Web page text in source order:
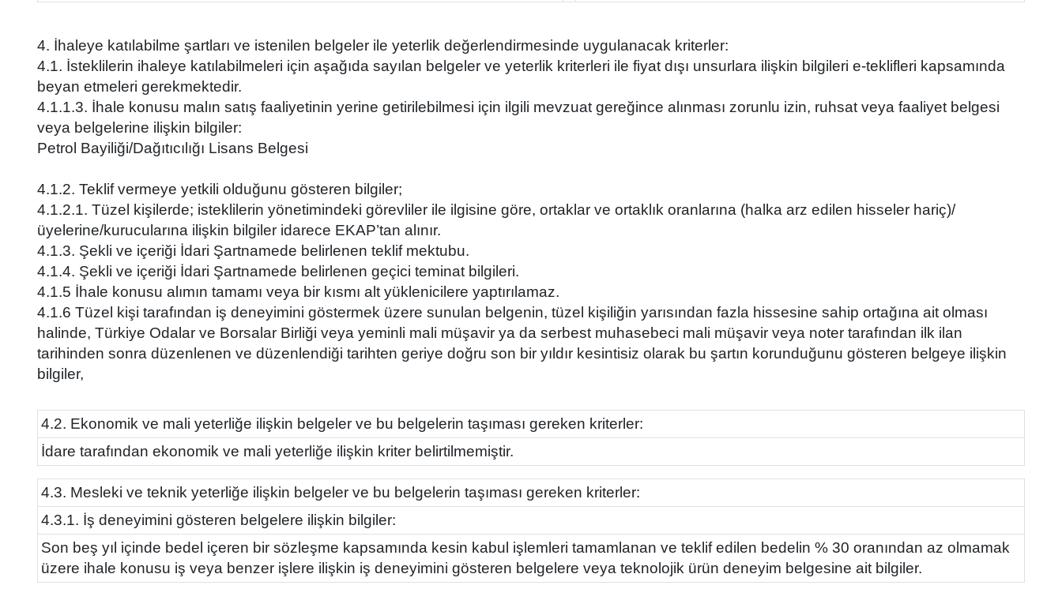
4. İhaleye katılabilme şartları ve istenilen belgeler ile yeterlik değerlendirmesinde uygulanacak kriterler:
4.1. İsteklilerin ihaleye katılabilmeleri için aşağıda sayılan belgeler ve yeterlik kriterleri ile fiyat dışı unsurlara ilişkin bilgileri e-teklifleri kapsamında
beyan etmeleri gerekmektedir.
4.1.1.3. İhale konusu malın satış faaliyetinin yerine getirilebilmesi için ilgili mevzuat gereğince alınması zorunlu izin, ruhsat veya faaliyet belgesi
veya belgelerine ilişkin bilgiler:
Petrol Bayiliği/Dağıtıcılığı Lisans Belgesi
4.1.2. Teklif vermeye yetkili olduğunu gösteren bilgiler;
4.1.2.1. Tüzel kişilerde; isteklilerin yönetimindeki görevliler ile ilgisine göre, ortaklar ve ortaklık oranlarına (halka arz edilen hisseler hariç)/
üyelerine/kurucularına ilişkin bilgiler idarece EKAP’tan alınır.
4.1.3. Şekli ve içeriği İdari Şartnamede belirlenen teklif mektubu.
4.1.4. Şekli ve içeriği İdari Şartnamede belirlenen geçici teminat bilgileri.
4.1.5 İhale konusu alımın tamamı veya bir kısmı alt yüklenicilere yaptırılamaz.
4.1.6 Tüzel kişi tarafından iş deneyimini göstermek üzere sunulan belgenin, tüzel kişiliğin yarısından fazla hissesine sahip ortağına ait olması
halinde, Türkiye Odalar ve Borsalar Birliği veya yeminli mali müşavir ya da serbest muhasebeci mali müşavir veya noter tarafından ilk ilan
tarihinden sonra düzenlenen ve düzenlendiği tarihten geriye doğru son bir yıldır kesintisiz olarak bu şartın korunduğunu gösteren belgeye ilişkin
bilgiler,
4.2. Ekonomik ve mali yeterliğe ilişkin belgeler ve bu belgelerin taşıması gereken kriterler:
İdare tarafından ekonomik ve mali yeterliğe ilişkin kriter belirtilmemiştir.
4.3. Mesleki ve teknik yeterliğe ilişkin belgeler ve bu belgelerin taşıması gereken kriterler:
4.3.1. İş deneyimini gösteren belgelere ilişkin bilgiler:
Son beş yıl içinde bedel içeren bir sözleşme kapsamında kesin kabul işlemleri tamamlanan ve teklif edilen bedelin % 30 oranından az olmamak
üzere ihale konusu iş veya benzer işlere ilişkin iş deneyimini gösteren belgelere veya teknolojik ürün deneyim belgesine ait bilgiler.